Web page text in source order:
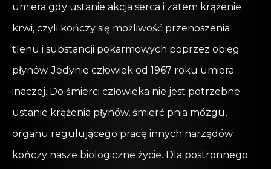
umiera gdy ustanie akcja serca i zatem krążenie
krwi, czyli kończy się możliwość przenoszenia
tlenu i substancji pokarmowych poprzez obieg
płynów. Jedynie człowiek od 1967 roku umiera
inaczej. Do śmierci człowieka nie jest potrzebne
ustanie krążenia płynów, śmierć pnia mózgu,
organu regulującego pracę innych narządów
kończy nasze biologiczne życie. Dla postronnego